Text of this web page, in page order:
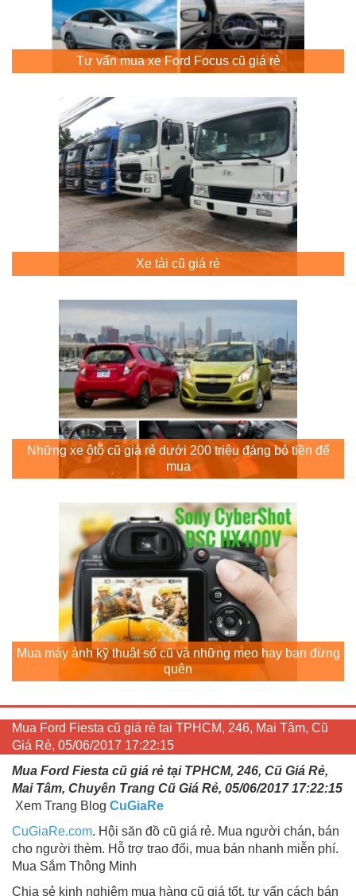
Tư vấn mua xe Ford Focus cũ giá rẻ
Xe tải cũ giá rẻ
Những xe ôtô cũ giá rẻ dưới 200 triệu đáng bỏ tiền để
mua
Mua máy ảnh kỹ thuật số cũ và những mẹo hay bạn đừng
quên
Mua Ford Fiesta cũ giá rẻ tại TPHCM, 246, Mai Tâm, Cũ
Giá Rẻ, 05/06/2017 17:22:15
Mua Ford Fiesta cũ giá rẻ tại TPHCM, 246, Cũ Giá Rẻ,
Mai Tâm, Chuyên Trang Cũ Giá Rẻ, 05/06/2017 17:22:15
Xem Trang Blog CuGiaRe
CuGiaRe.com. Hội săn đồ cũ giá rẻ. Mua người chán, bán
cho người thèm. Hỗ trợ trao đổi, mua bán nhanh miễn phí.
Mua Sắm Thông Minh
Chia sẻ kinh nghiệm mua hàng cũ giá tốt, tư vấn cách bán